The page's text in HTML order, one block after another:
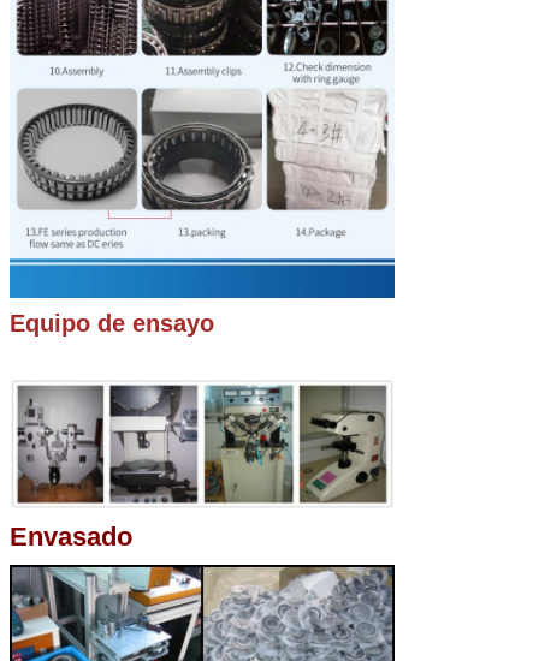
Deja un mensaje
¡Te llamaremos pronto!
Equipo de ensayo
Envasado